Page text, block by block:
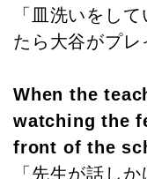
「皿洗いをし
たら大谷がプレ
When the
watching the
front of the
「先生が話し